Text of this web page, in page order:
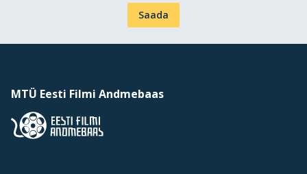
Saada
MTÜ Eesti Filmi Andmebaas